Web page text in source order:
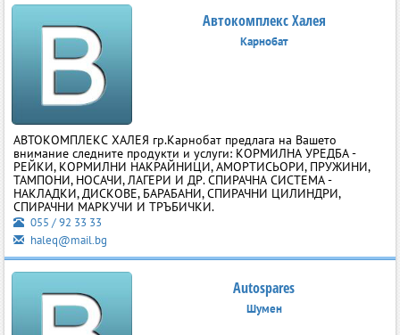
Автокомплекс Халея
Карнобат
АВТОКОМПЛЕКС ХАЛЕЯ гр.Карнобат предлага на Вашето
внимание следните продукти и услуги: КОРМИЛНА УРЕДБА -
РЕЙКИ, КОРМИЛНИ НАКРАЙНИЦИ, АМОРТИСЬОРИ, ПРУЖИНИ,
ТАМПОНИ, НОСАЧИ, ЛАГЕРИ И ДР. СПИРАЧНА СИСТЕМА -
НАКЛАДКИ, ДИСКОВЕ, БАРАБАНИ, СПИРАЧНИ ЦИЛИНДРИ,
СПИРАЧНИ МАРКУЧИ И ТРЪБИЧКИ.
055 / 92 33 33
haleq@mail.bg
Autospares
Шумен